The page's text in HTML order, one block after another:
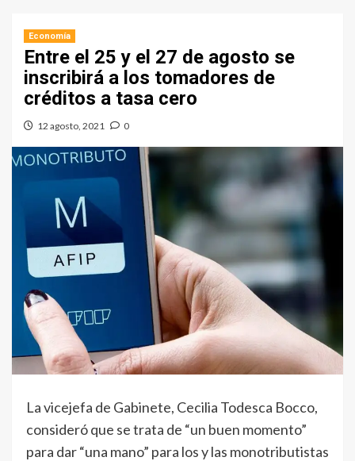
Economía
Entre el 25 y el 27 de agosto se
inscribirá a los tomadores de
créditos a tasa cero
12 agosto, 2021 0
La vicejefa de Gabinete, Cecilia Todesca Bocco,
consideró que se trata de “un buen momento”
para dar “una mano” para los y las monotributistas